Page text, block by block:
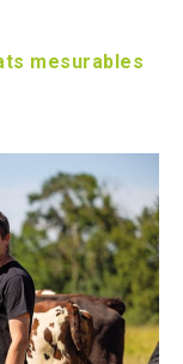
mesurables